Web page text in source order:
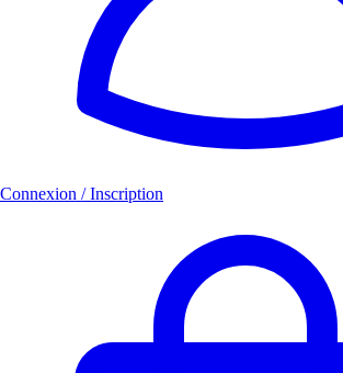
Connexion / Inscription